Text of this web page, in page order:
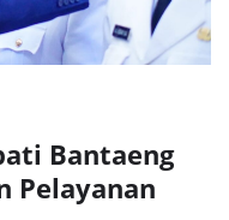
Bantaeng
Pelayanan